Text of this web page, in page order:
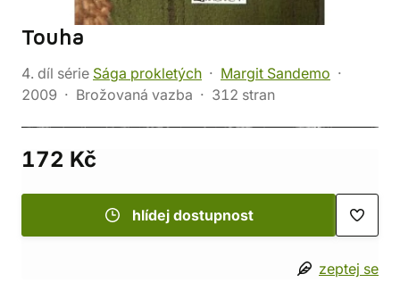
Touha
4. díl série Sága prokletých
Margit Sandemo
2009
Brožovaná vazba 312 stran
172 Kč
hlídej dostupnost
zeptej se